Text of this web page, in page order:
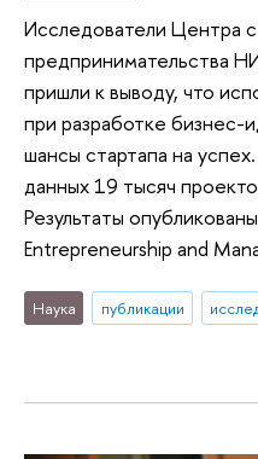
Исследователи Центра
предпринимательства
пришли к выводу, что
при разработке бизнес-
шансы стартапа на
данных 19 тысяч
Результаты
Entrepreneurship and
Наука публикации